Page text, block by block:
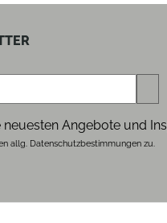
Angebote und
allg. Datenschutzbestimmungen zu.